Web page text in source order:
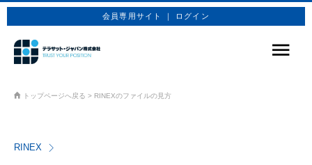
会員専用サイト ｜ ログイン
トップページへ戻る > RINEXのファイルの見方
RINEX